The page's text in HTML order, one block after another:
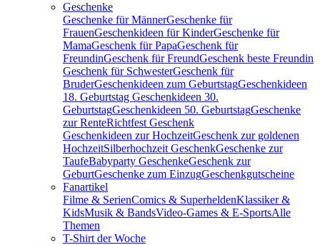
Geschenke
Geschenke für MännerGeschenke für
FrauenGeschenkideen für KinderGeschenke für
MamaGeschenk für PapaGeschenk für
FreundinGeschenk für FreundGeschenk beste Freundin
Geschenk für SchwesterGeschenk für
BruderGeschenkideen zum GeburtstagGeschenkideen
18. Geburtstag Geschenkideen 30.
GeburtstagGeschenkideen 50. GeburtstagGeschenke
zur RenteRichtfest Geschenk
Geschenkideen zur HochzeitGeschenk zur goldenen
HochzeitSilberhochzeit GeschenkGeschenke zur
TaufeBabyparty GeschenkeGeschenk zur
GeburtGeschenke zum EinzugGeschenkgutscheine
Fanartikel
Filme & SerienComics & SuperheldenKlassiker &
KidsMusik & BandsVideo-Games & E-SportsAlle
Themen
T-Shirt der Woche